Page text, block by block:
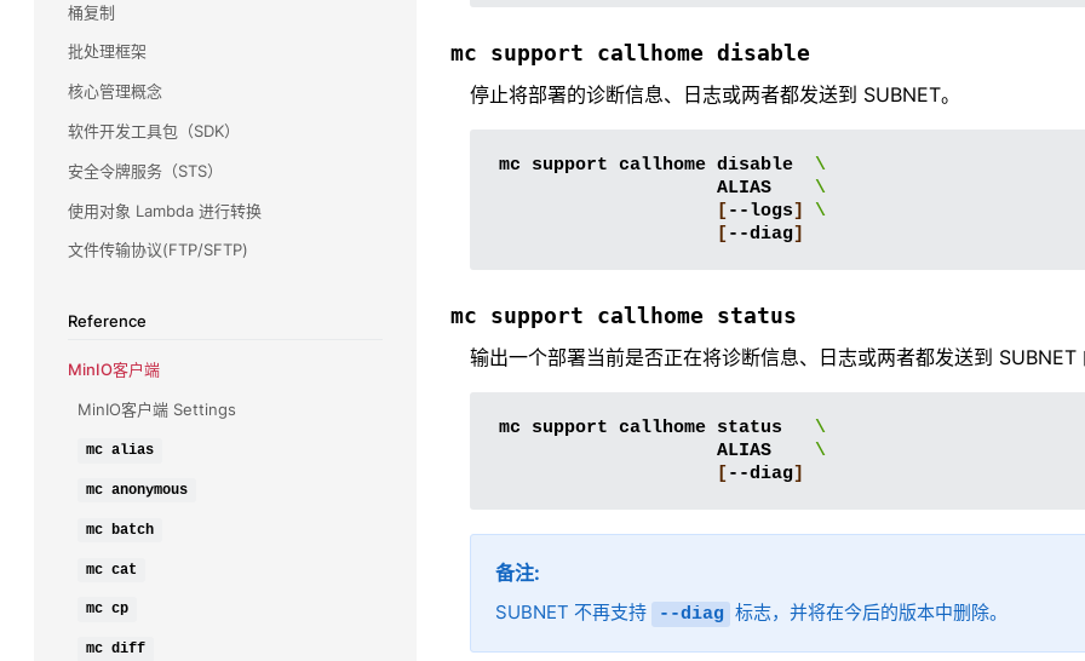
桶复制
批处理框架
核心管理概念
软件开发工具包（SDK）
安全令牌服务（STS）
使用对象 Lambda 进行转换
文件传输协议(FTP/SFTP)
Reference
MinIO客户端
MinIO客户端 Settings
mc alias
mc anonymous
mc batch
mc cat
mc cp
mc diff
mc support callhome disable
停止将部署的诊断信息、日志或两者都发送到 SUBNET。
mc support callhome disable
\
ALIAS
\
[ --logs]
\
[ --diag]
mc support callhome status
输出一个部署当前是否正在将诊断信息、日志或两者都发送到 SUBNET
mc support callhome status
\
ALIAS
\
[ --diag]
备注
SUBNET 不再支持 --diag 标志，并将在今后的版本中删除。